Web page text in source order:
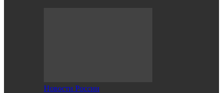
Новости России